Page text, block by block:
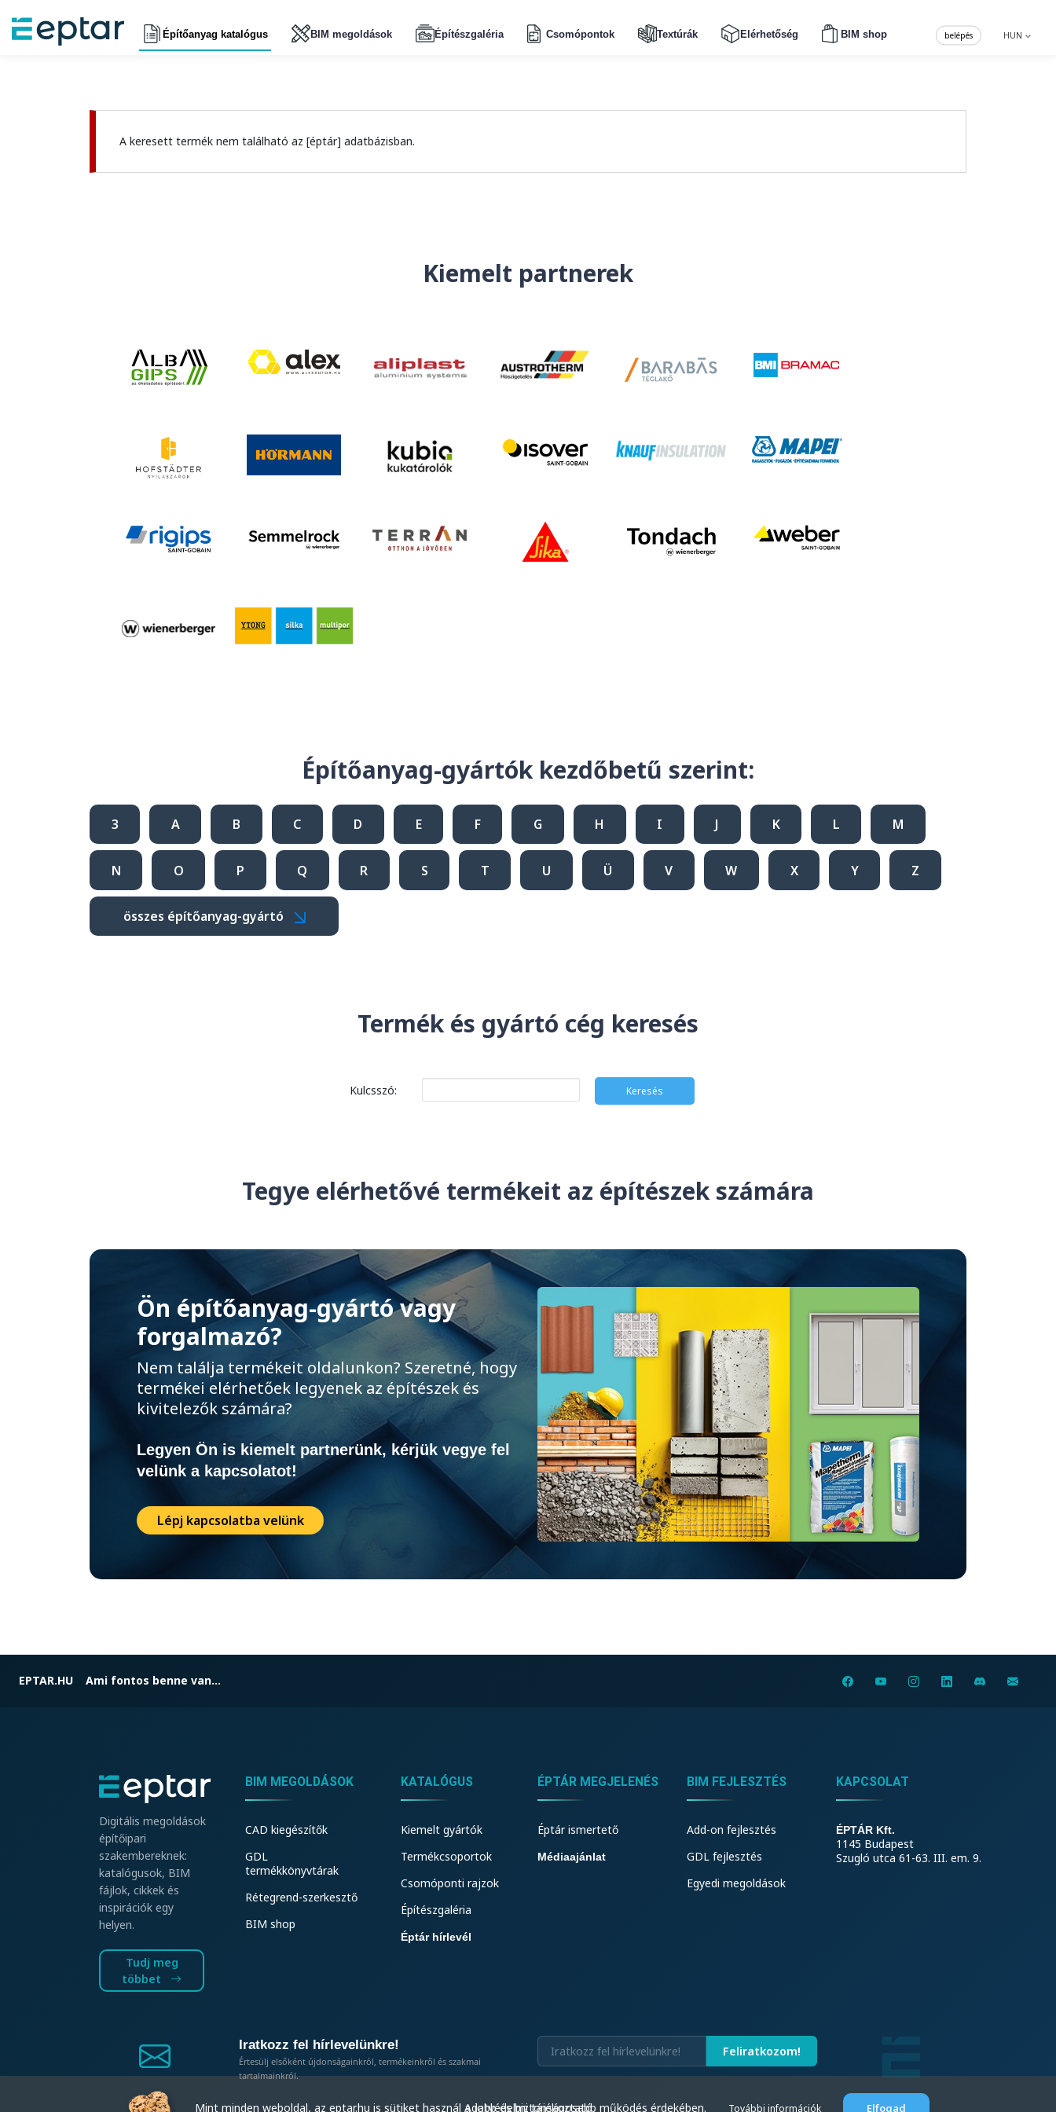
Építőanyag katalógus BIM megoldások Építészgaléria Csomópontok Textúrák Elérhetőség BIM shop HUN
belépés
A keresett termék nem található az [éptár] adatbázisban.
Kiemelt partnerek
Építőanyag-gyártók kezdőbetű szerint:
3 A B C D E F G H I J K L M
N O P Q R S T U Ü V W X Y Z
összes építőanyag-gyártó
Termék és gyártó cég keresés
Kulcsszó:
Tegye elérhetővé termékeit az építészek számára
Ön építőanyag-gyártó vagy
forgalmazó?
Nem találja termékeit oldalunkon? Szeretné, hogy
termékei elérhetőek legyenek az építészek és
kivitelezők számára?
Legyen Ön is kiemelt partnerünk, kérjük vegye fel
velünk a kapcsolatot!
Lépj kapcsolatba velünk
EPTAR.HU Ami fontos benne van...
Digitális megoldások
építőipari
szakembereknek:
katalógusok, BIM
fájlok, cikkek és
inspirációk egy
helyen.
Tudj meg
többet
BIM MEGOLDÁSOK
CAD kiegészítők
GDL
termékkönyvtárak
Rétegrend-szerkesztő
BIM shop
KATALÓGUS
Kiemelt gyártók
Termékcsoportok
Csomóponti rajzok
Építészgaléria
Éptár hírlevél
ÉPTÁR MEGJELENÉS
Éptár ismertető
Médiaajánlat
BIM FEJLESZTÉS
Add-on fejlesztés
GDL fejlesztés
Egyedi megoldások
KAPCSOLAT
ÉPTÁR Kft.
1145 Budapest
Szugló utca 61-63. III. em. 9.
Iratkozz fel hírlevelünkre!
Értesülj elsőként újdonságainkról, termékeinkről és szakmai
tartalmainkról.
Adatvédelmi tájékoztató
Mint minden weboldal, az eptar.hu is sütiket használ a jobb és biztonságosabb működés érdekében. További információk Elfogad